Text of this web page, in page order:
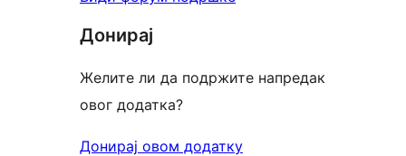
Донирај
Желите ли да подржите напредак
овог додатка?
Донирај овом додатку